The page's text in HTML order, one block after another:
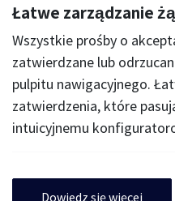
Łatwe zarządzanie
Wszystkie prośby o
zatwierdzane lub
pulpitu nawigacyjnego.
zatwierdzenia, które
intuicyjnemu
Dowiedz się więcej